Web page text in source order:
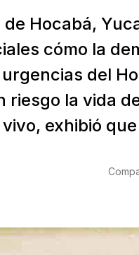
Hocabá,
cómo la
del
riesgo la vida
exhibió